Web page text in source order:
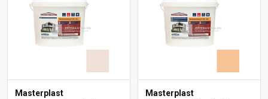
Masterplast
Masterplast